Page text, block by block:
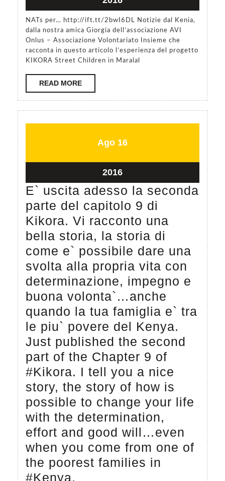
29,
2016
NATs per… http://ift.tt/2bwI6DL Notizie dal Kenia,
dalla nostra amica Giorgia dell’associazione AVI
Onlus – Associazione Volontariato Insieme che
racconta in questo articolo l’esperienza del progetto
KIKORA Street Children in Maralal
READ MOREREAD
MORE
AgoAgosto
2016
16Agosto
2016Agosto
16,
2016
E` uscita adesso la seconda
parte del capitolo 9 di
Kikora. Vi racconto una
bella storia, la storia di
come e` possibile dare una
svolta alla propria vita con
determinazione, impegno e
buona volonta`…anche
quando la tua famiglia e` tra
le piu` povere del Kenya.
Just published the second
part of the Chapter 9 of
#Kikora. I tell you a nice
story, the story of how is
possible to change your life
with the determination,
effort and good will…even
when you come from one of
the poorest families in
#Kenya.